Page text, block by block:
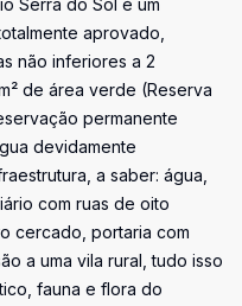
Serra do Sol é um
aprovado,
não inferiores a 2
de área verde (Reserva
permanente
devidamente
a saber: água,
com ruas de oito
cercado, portaria com
a uma vila rural, tudo isso
fauna e flora do